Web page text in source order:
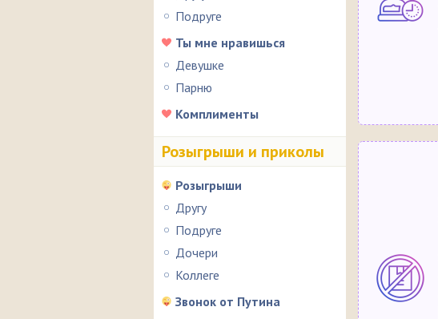
Подруге
Ты мне нравишься
Девушке
Парню
Комплименты
Розыгрыши и приколы
Розыгрыши
Другу
Подруге
Дочери
Коллеге
Звонок от Путина